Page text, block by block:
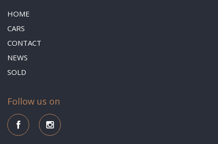
HOME
CARS
CONTACT
NEWS
SOLD
Follow us on